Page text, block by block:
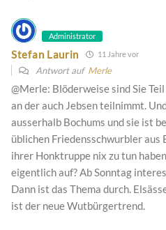
Administrator
Stefan Laurin 11 Jahre vor
Antwort auf Merle
@Merle: Blöderweise sind Sie
an der auch Jebsen teilnimmt.
ausserhalb Bochums und sie ist
üblichen Friedensschwurbler aus
ihrer Honktruppe nix zu tun
eigentlich auf? Ab Sonntag
Dann ist das Thema durch.
ist der neue Wutbürgertrend.